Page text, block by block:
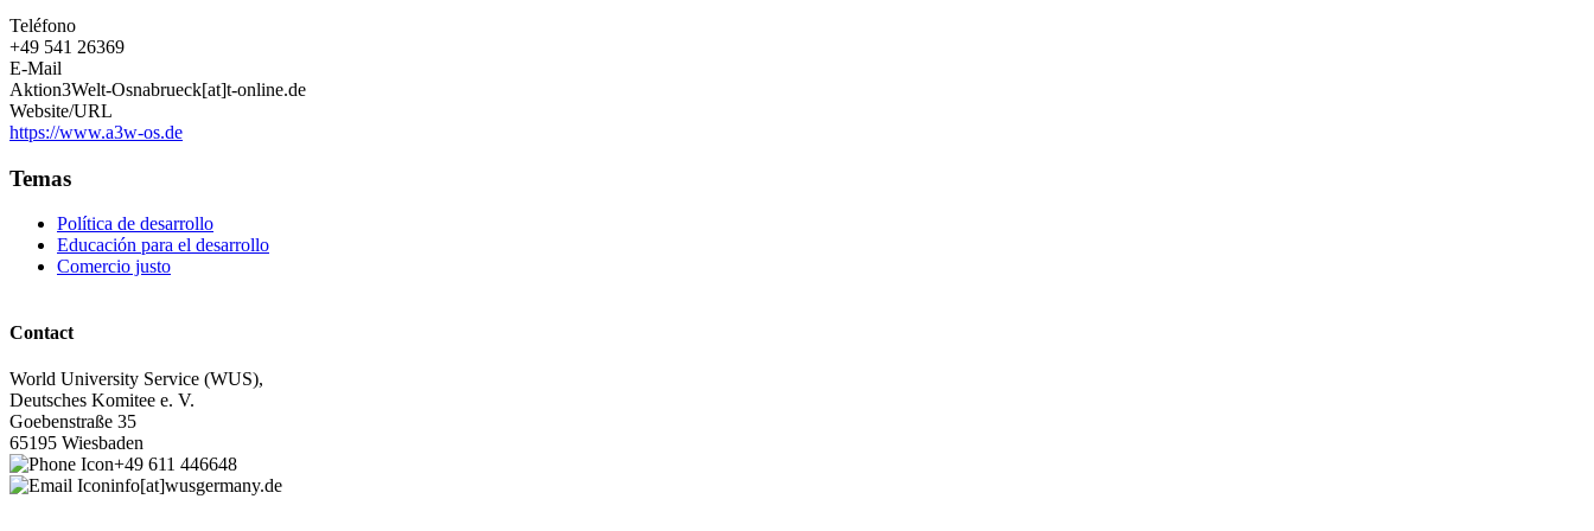
Teléfono
+49 541 26369
E-Mail
Aktion3Welt-Osnabrueck[at]t-online.de
Website/URL
https://www.a3w-os.de
Temas
Política de desarrollo
Educación para el desarrollo
Comercio justo
Contact
World University Service (WUS),
Deutsches Komitee e. V.
Goebenstraße 35
65195 Wiesbaden
+49 611 446648
info[at]wusgermany.de